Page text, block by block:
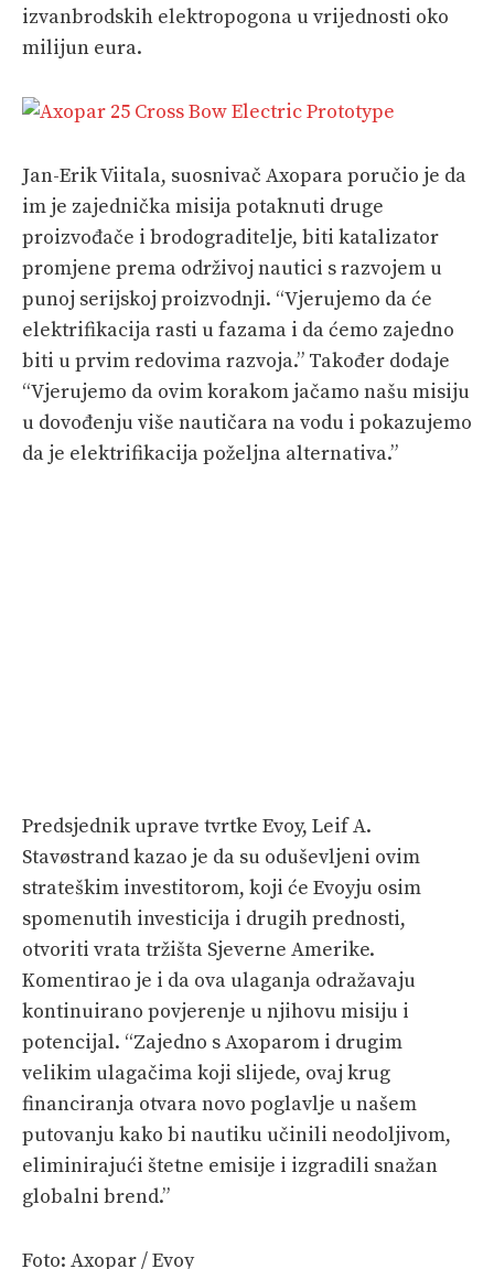
izvanbrodskih elektropogona u vrijednosti oko
milijun eura.
Jan-Erik Viitala, suosnivač Axopara poručio je da
im je zajednička misija potaknuti druge
proizvođače i brodograditelje, biti katalizator
promjene prema održivoj nautici s razvojem u
punoj serijskoj proizvodnji. “Vjerujemo da će
elektrifikacija rasti u fazama i da ćemo zajedno
biti u prvim redovima razvoja.” Također dodaje
“Vjerujemo da ovim korakom jačamo našu misiju
u dovođenju više nautičara na vodu i pokazujemo
da je elektrifikacija poželjna alternativa.”
Predsjednik uprave tvrtke Evoy, Leif A.
Stavøstrand kazao je da su oduševljeni ovim
strateškim investitorom, koji će Evoyju osim
spomenutih investicija i drugih prednosti,
otvoriti vrata tržišta Sjeverne Amerike.
Komentirao je i da ova ulaganja odražavaju
kontinuirano povjerenje u njihovu misiju i
potencijal. “Zajedno s Axoparom i drugim
velikim ulagačima koji slijede, ovaj krug
financiranja otvara novo poglavlje u našem
putovanju kako bi nautiku učinili neodoljivom,
eliminirajući štetne emisije i izgradili snažan
globalni brend.”
Foto: Axopar / Evoy